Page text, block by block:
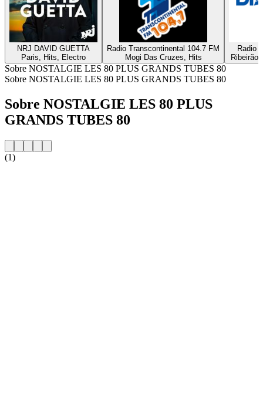
NRJ DAVID GUETTA
Paris, Hits, Electro
Radio Transcontinental 104.7 FM
Mogi Das Cruzes, Hits
Radio
Ribeirão
Sobre NOSTALGIE LES 80 PLUS GRANDS TUBES 80
Sobre NOSTALGIE LES 80 PLUS GRANDS TUBES 80
Sobre NOSTALGIE LES 80 PLUS
GRANDS TUBES 80
(1)